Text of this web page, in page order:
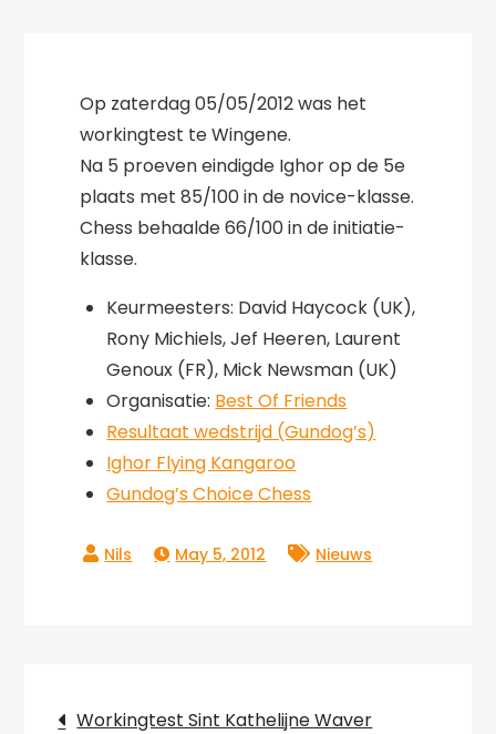
Op zaterdag 05/05/2012 was het
workingtest te Wingene.
Na 5 proeven eindigde Ighor op de 5e
plaats met 85/100 in de novice-klasse.
Chess behaalde 66/100 in de initiatie-
klasse.
Keurmeesters: David Haycock (UK),
Rony Michiels, Jef Heeren, Laurent
Genoux (FR), Mick Newsman (UK)
Organisatie: Best Of Friends
Resultaat wedstrijd (Gundog’s)
Ighor Flying Kangaroo
Gundog’s Choice Chess
May 5, 2012 Nieuws
Post
Workingtest Sint Kathelijne Waver